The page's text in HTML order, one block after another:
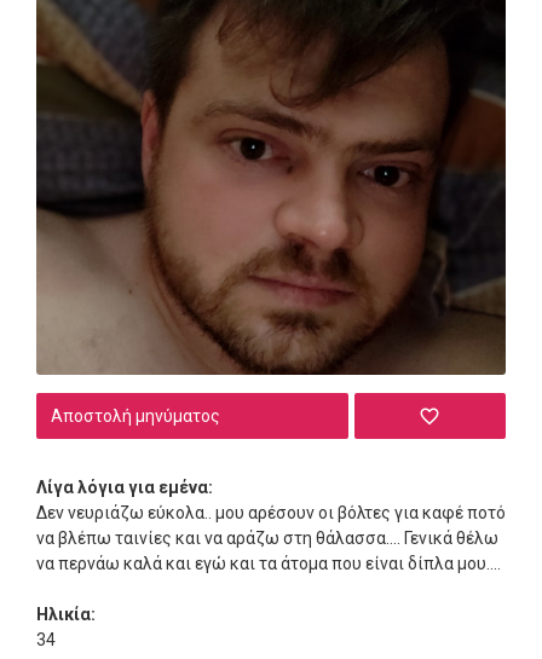
Αποστολή μηνύματος
Λίγα λόγια για εμένα:
Δεν νευριάζω εύκολα.. μου αρέσουν οι βόλτες για καφέ ποτό
να βλέπω ταινίες και να αράζω στη θάλασσα.... Γενικά θέλω
να περνάω καλά και εγώ και τα άτομα που είναι δίπλα μου....
Ηλικία:
34